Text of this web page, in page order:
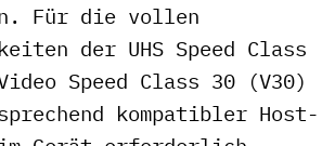
Für die vollen
der UHS Speed Class
Speed Class 30 (V30)
kompatibler Host-